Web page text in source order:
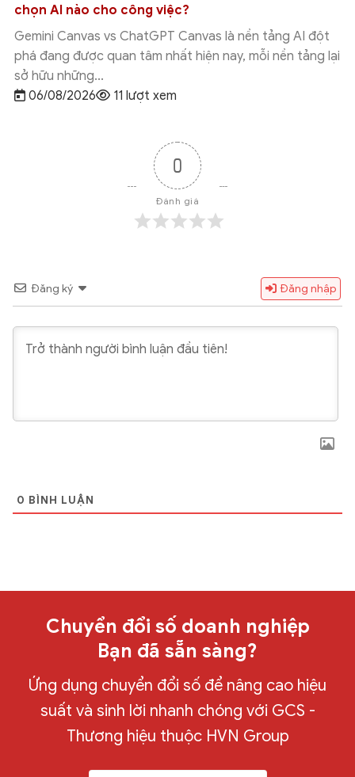
chọn AI nào cho công việc?
Gemini Canvas vs ChatGPT Canvas là nền tảng AI đột
phá đang được quan tâm nhất hiện nay, mỗi nền tảng lại
sở hữu những...
06/08/2026
11 lượt xem
0
Đánh giá
Đăng ký Đăng nhập
0 BÌNH LUẬN
Chuyển đổi số doanh nghiệp
Bạn đã sẵn sàng?
Ứng dụng chuyển đổi số để nâng cao hiệu
suất và sinh lời nhanh chóng với GCS -
Thương hiệu thuộc HVN Group